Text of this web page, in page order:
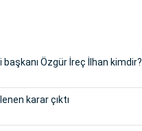
Özgür İreç İlhan kimdir?
karar çıktı